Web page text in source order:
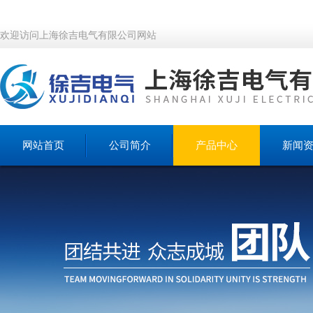
欢迎访问上海徐吉电气有限公司网站
网站首页 公司简介 产品中心 新闻